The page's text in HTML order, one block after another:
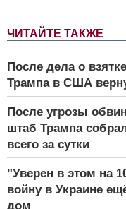
ЧИТАЙТЕ ТАКЖЕ
После дела о
Трампа в США
После угрозы
штаб Трампа
всего за сутки
"Уверен в этом на
войну в Украине
дом